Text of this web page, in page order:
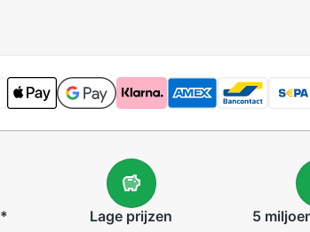
* Lage prijzen 5